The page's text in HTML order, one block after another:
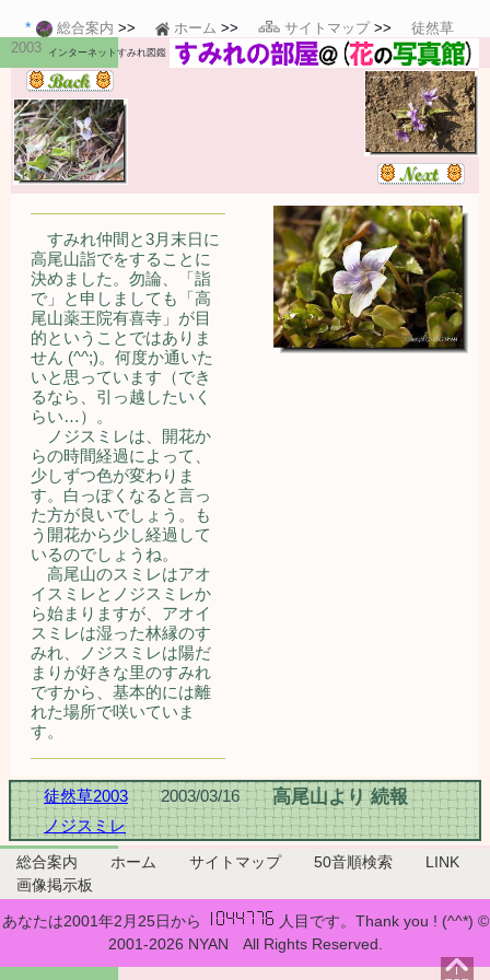
総合案内 ホーム サイトマップ
徒然草
2003
インターネットすみれ図鑑
すみれ仲間と3月末日に
高尾山詣でをすることに
決めました。勿論、「詣
で」と申しましても「高
尾山薬王院有喜寺」が目
的ということではありま
せん (^^;)。何度か通いた
いと思っています（でき
るなら、引っ越したいく
らい…）。
ノジスミレは、開花か
らの時間経過によって、
少しずつ色が変わりま
す。白っぽくなると言っ
た方が良いでしょう。も
う開花から少し経過して
いるのでしょうね。
高尾山のスミレはアオ
イスミレとノジスミレか
ら始まりますが、アオイ
スミレは湿った林縁のす
みれ、ノジスミレは陽だ
まりが好きな里のすみれ
ですから、基本的には離
れた場所で咲いていま
す。
徒然草2003 2003/03/16 高尾山より 続報
ノジスミレ
総合案内 ホーム サイトマップ 50音順検索
LINK
画像掲示板
あなたは2001年2月25日から
人目です。Thank you ! (^^*) ©
2001-2026 NYAN All Rights Reserved.